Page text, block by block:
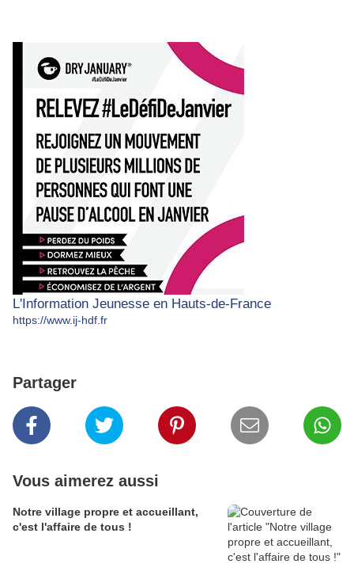
L'Information Jeunesse en Hauts-de-France
https://www.ij-hdf.fr
Partager
Vous aimerez aussi
Notre village propre et accueillant,
c'est l'affaire de tous !